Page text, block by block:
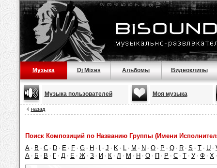
Музыка Dj Mixes Альбомы Видеоклипы
Музыка пользователей Моя музыка
назад
Поиск Композиций по Названию Группы (Имени
A · B · C · D · E · F · G · H · · J · K · L · M · N · O · P · Q · R · S · T · U ·
А · Б · В · Г · Д · Е · Ж · З · И · К · Л · М · Н · О · П · Р · С · Т · У · Ф · Х